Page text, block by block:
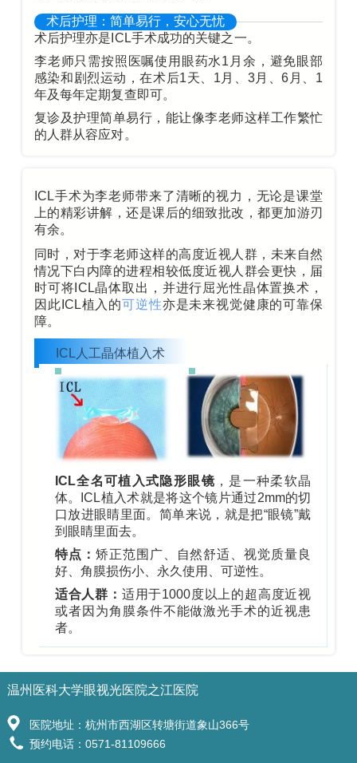
术后护理：简单易行，安心无忧
术后护理亦是ICL手术成功的关键之一。
李老师只需按照医嘱使用眼药水1月余，避免眼部
感染和剧烈运动，在术后1天、1月、3月、6月、1
年及每年定期复查即可。
复诊及护理简单易行，能让像李老师这样工作繁忙
的人群从容应对。
ICL手术为李老师带来了清晰的视力，无论是课堂
上的精彩讲解，还是课后的细致批改，都更加游刃
有余。
同时， 对于李老师这样的高度近视人群，未来自然
情况下白内障的进程相较低度近视人群会更快，届
时可将 ICL晶体取出，并进行屈光性晶体置换术，
因此ICL植入的可逆性亦是未来视觉健康的可靠保
障。
ICL人工晶体植入术
ICL全名可植入式隐形眼镜 ，是一种柔软晶
体。ICL植入术就是将这个镜片通过2mm的切
口放进眼睛里面。简单来说，就是把“眼镜”戴
到眼睛里面去。
特点： 矫正范围广、自然舒适、视觉质量良
好、角膜损伤小、永久使用、可逆性。
适合人群： 适用于1000度以上的超高度近视
或者因为角膜条件不能做激光手术的近视患
者。
温州医科大学眼视光医院之江医院
医院地址：杭州市西湖区转塘街道象山366号
预约电话：0571-81109666